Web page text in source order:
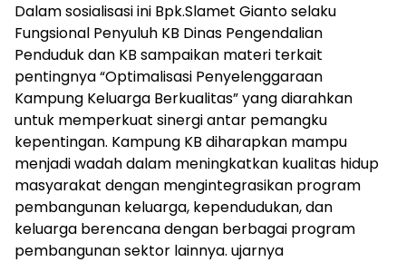
‎Dalam sosialisasi ini Bpk.Slamet Gianto selaku
Fungsional Penyuluh KB Dinas Pengendalian
Penduduk dan KB sampaikan materi terkait
pentingnya “Optimalisasi Penyelenggaraan
Kampung Keluarga Berkualitas” yang diarahkan
untuk memperkuat sinergi antar pemangku
kepentingan. Kampung KB diharapkan mampu
menjadi wadah dalam meningkatkan kualitas hidup
masyarakat dengan mengintegrasikan program
pembangunan keluarga, kependudukan, dan
keluarga berencana dengan berbagai program
pembangunan sektor lainnya. ujarnya